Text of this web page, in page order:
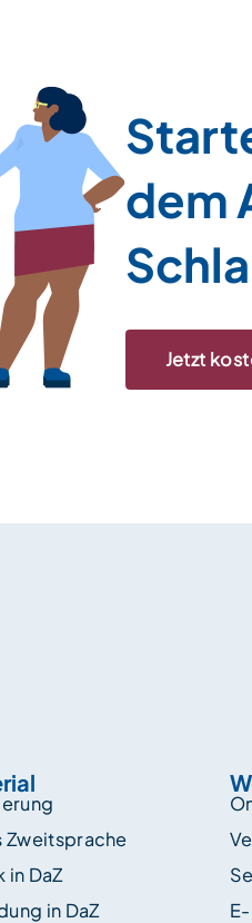
dem
Jetzt
Zweitsprache
in DaZ
in DaZ